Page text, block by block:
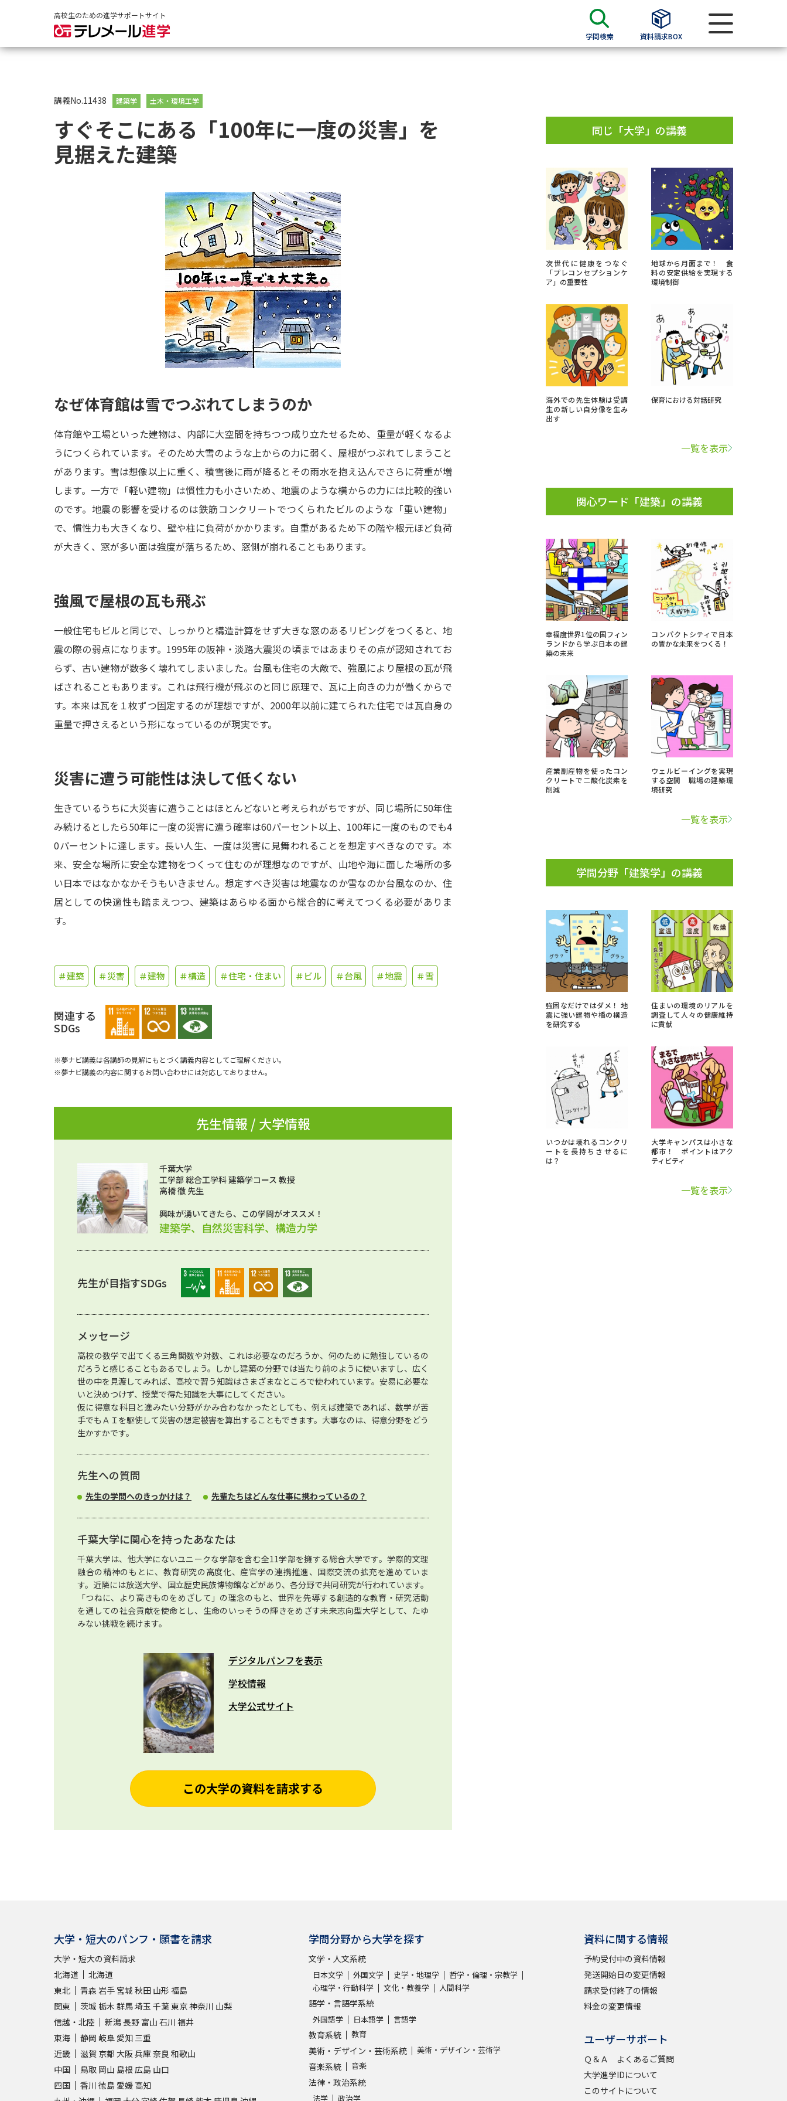
高校生のための進学サポートサイト
学問検索 資料請求BOX
大学・短大の資料種類から請求
大学パンフ
過去問題集
留学・進学関連、塾・予備校
大学入学共通テスト「受験上の配慮案内」の請求
高等学校卒業程度認定試験
小学校教員資格認定試験
大学検索
大学で学べる内容や特徴を調べる
新増設大学・学部・学科特集
データサイエンス特集
進路の３択
新学年スタート号特集ページ（高3生用）
新学年スタート号特集ページ（高2生用）
SELFBRAND特集ページ
実施プログラムから探す
受験準備 資料検索
先輩が入学を決めた理由
新生活お役立ちガイド
学問発見
大学で学びたい学問発見
学問のミニ講義「夢ナビ講義」 学問分野解説 学問の教科書 夢ナビライブ
Ｑ＆Ａ よくあるご質問
このサイトについて
受付内容・発送状況の確認 テレメール
お支払いサイト
お問合せ先 テレメール進学カタログ訂正のご案内
講義No.11438 建築学 土木・環境工学
すぐそこにある「100年に一度の災害」を
見据えた建築
なぜ体育館は雪でつぶれてしまうのか
体育館や工場といった建物は、内部に大空間を持ちつつ成り立たせるため、重量が軽くなるよ
うにつくられています。そのため大雪のような上からの力に弱く、屋根がつぶれてしまうこと
があります。雪は想像以上に重く、積雪後に雨が降るとその雨水を抱え込んでさらに荷重が増
します。一方で「軽い建物」は慣性力も小さいため、地震のような横からの力には比較的強い
のです。地震の影響を受けるのは鉄筋コンクリートでつくられたビルのような「重い建物」
で、慣性力も大きくなり、壁や柱に負荷がかかります。自重があるため下の階や根元ほど負荷
が大きく、窓が多い面は強度が落ちるため、窓側が崩れることもあります。
強風で屋根の瓦も飛ぶ
一般住宅もビルと同じで、しっかりと構造計算をせず大きな窓のあるリビングをつくると、地
震の際の弱点になります。1995年の阪神・淡路大震災の頃まではあまりその点が認知されてお
らず、古い建物が数多く壊れてしまいました。台風も住宅の大敵で、強風により屋根の瓦が飛
ばされることもあります。これは飛行機が飛ぶのと同じ原理で、瓦に上向きの力が働くからで
す。本来は瓦を１枚ずつ固定するのが理想ですが、2000年以前に建てられた住宅では瓦自身の
重量で押さえるという形になっているのが現実です。
災害に遭う可能性は決して低くない
生きているうちに大災害に遭うことはほとんどないと考えられがちですが、同じ場所に50年住
み続けるとしたら50年に一度の災害に遭う確率は60パーセント以上、100年に一度のものでも4
0パーセントに達します。長い人生、一度は災害に見舞われることを想定すべきなのです。本
来、安全な場所に安全な建物をつくって住むのが理想なのですが、山地や海に面した場所の多
い日本ではなかなかそうもいきません。想定すべき災害は地震なのか雪なのか台風なのか、住
居としての快適性も踏まえつつ、建築はあらゆる面から総合的に考えてつくる必要がありま
す。
＃建築 ＃災害 ＃建物 ＃構造 ＃住宅・住まい ＃ビル ＃台風 ＃地震 ＃雪
関連する
SDGs
※夢ナビ講義は各講師の見解にもとづく講義内容としてご理解ください。
※夢ナビ講義の内容に関するお問い合わせには対応しておりません。
先生情報 / 大学情報
千葉大学
工学部 総合工学科 建築学コース 教授
高橋 徹 先生
興味が湧いてきたら、この学問がオススメ！
建築学、自然災害科学、構造力学
先生が目指すSDGs
メッセージ
高校の数学で出てくる三角関数や対数、これは必要なのだろうか、何のために勉強しているの
だろうと感じることもあるでしょう。しかし建築の分野では当たり前のように使いますし、広く
世の中を見渡してみれば、高校で習う知識はさまざまなところで使われています。安易に必要な
いと決めつけず、授業で得た知識を大事にしてください。
仮に得意な科目と進みたい分野がかみ合わなかったとしても、例えば建築であれば、数学が苦
手でもＡＩを駆使して災害の想定被害を算出することもできます。大事なのは、得意分野をどう
生かすかです。
先生への質問
先生の学問へのきっかけは？ 先輩たちはどんな仕事に携わっているの？
千葉大学に関心を持ったあなたは
千葉大学は、他大学にないユニークな学部を含む全11学部を擁する総合大学です。学際的文理
融合の精神のもとに、教育研究の高度化、産官学の連携推進、国際交流の拡充を進めていま
す。近隣には放送大学、国立歴史民族博物館などがあり、各分野で共同研究が行われています。
「つねに、より高きものをめざして」の理念のもと、世界を先導する創造的な教育・研究活動
を通しての社会貢献を使命とし、生命のいっそうの輝きをめざす未来志向型大学として、たゆ
みない挑戦を続けます。
デジタルパンフを表示
学校情報
大学公式サイト
この大学の資料を請求する
同じ「大学」の講義
次世代に健康をつなぐ
「プレコンセプションケ
ア」の重要性
地球から月面まで！ 食
料の安定供給を実現する
環境制御
海外での先生体験は受講
生の新しい自分像を生み
出す
保育における対話研究
一覧を表示
関心ワード「建築」の講義
幸福度世界1位の国フィン
ランドから学ぶ日本の建
築の未来
コンパクトシティで日本
の豊かな未来をつくる！
産業副産物を使ったコン
クリートで二酸化炭素を
削減
ウェルビーイングを実現
する空間 職場の建築環
境研究
一覧を表示
学問分野「建築学」の講義
強固なだけではダメ！ 地
震に強い建物や橋の構造
を研究する
住まいの環境のリアルを
調査して人々の健康維持
に貢献
いつかは壊れるコンクリ
ートを長持ちさせるに
は？
大学キャンパスは小さな
都市！ ポイントはアク
ティビティ
一覧を表示
大学・短大のパンフ・願書を請求
大学・短大の資料請求
北海道
北海道
東北
青森 岩手 宮城 秋田 山形 福島
関東
茨城 栃木 群馬埼玉 千葉東京神奈川 山梨
信越・北陸
新潟長野 富山 石川 福井
東海
静岡 岐阜 愛知 三重
近畿
滋賀 京都 大阪兵庫奈良 和歌山
中国
鳥取 岡山 島根 広島 山口
四国
香川 徳島 愛媛 高知
学問分野から大学を探す
文学・人文系統
日本文学 外国文学 史学・地理学
哲学・倫理・宗教学
心理学・行動科学
文化・教養学 人間科学
語学・言語学系統
外国語学 日本語学 言語学
教育系統 教育
美術・デザイン・芸術系統 美術・デザイン・芸術学
音楽系統 音楽
法律・政治系統
法学 政治学
資料に関する情報
予約受付中の資料情報
発送開始日の変更情報
請求受付終了の情報
料金の変更情報
ユーザーサポート
Ｑ＆Ａ よくあるご質問
大学進学IDについて
このサイトについて